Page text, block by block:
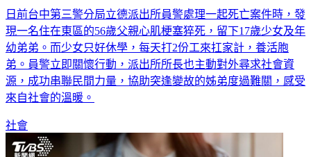
日前台中第三警分局立德派出所員警處理一起死亡案件時，發
現一名住在東區的56歲父親心肌梗塞猝死，留下17歲少女及年
幼弟弟。而少女只好休學，每天打2份工來扛家計，養活胞
弟。員警立即關懷行動，派出所所長也主動對外尋求社會資
源，成功串聯民間力量，協助突逢變故的姊弟度過難關，感受
社會